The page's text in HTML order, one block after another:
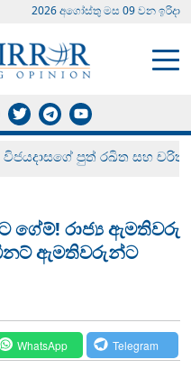
2026 අගෝස්‍තු මස 09 වන ඉරිදා
විජයදාසගේ පුත් රඛිත සහ චරිත්
රාජ්‍ය ඇමතිවරු
ඇමතිවරුන්ට
WhatsApp Telegram